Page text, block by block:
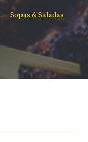
Sopas & Saladas